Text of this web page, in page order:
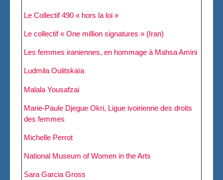
Le Collectif 490 « hors la loi »
Le collectif « One million signatures » (Iran)
Les femmes iraniennes, en hommage à Mahsa Amini
Ludmila Oulitskaïa
Malala Yousafzai
Marie-Paule Djegue Okri, Ligue ivoirienne des droits
des femmes
Michelle Perrot
National Museum of Women in the Arts
Sara Garcia Gross